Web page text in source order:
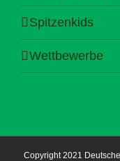
Spitzenkids
Wettbewerbe
Copyright 2021